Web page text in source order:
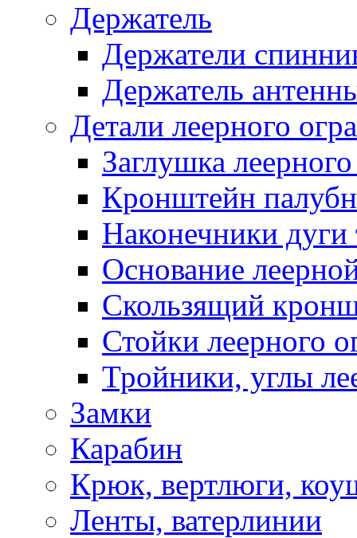
Держатель
Держатели
Держатель
Детали леерного
Заглушка
Кронштейн
Наконечники дуги
Основание
Скользящий
Стойки леерного
Тройники, углы
Замки
Карабин
Крюк, вертлюги,
Ленты, ватерлинии